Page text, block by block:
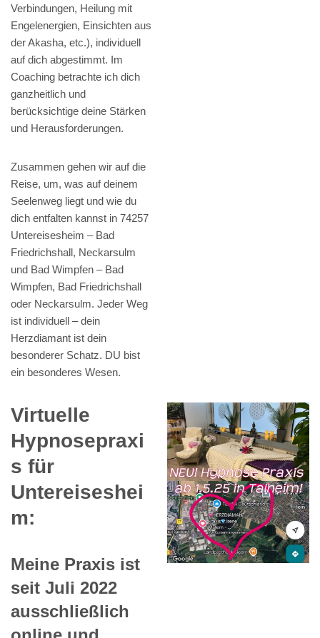
Verbindungen, Heilung mit
Engelenergien, Einsichten aus
der Akasha, etc.), individuell
auf dich abgestimmt. Im
Coaching betrachte ich dich
ganzheitlich und
berücksichtige deine Stärken
und Herausforderungen.
Zusammen gehen wir auf die
Reise, um, was auf deinem
Seelenweg liegt und wie du
dich entfalten kannst in 74257
Untereisesheim – Bad
Friedrichshall, Neckarsulm
und Bad Wimpfen – Bad
Wimpfen, Bad Friedrichshall
oder Neckarsulm. Jeder Weg
ist individuell – dein
Herzdiamant ist dein
besonderer Schatz. DU bist
ein besonderes Wesen.
Virtuelle
Hypnosepraxi
s für
Untereiseshei
m:
Meine Praxis ist
seit Juli 2022
ausschließlich